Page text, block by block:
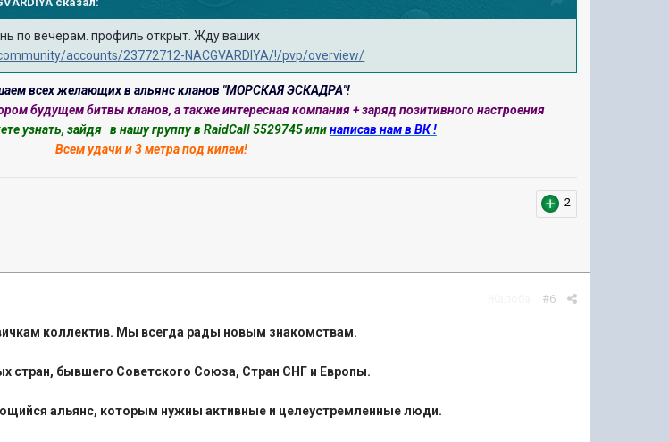
по вечерам. профиль открыт. Жду ваших
accounts/23772712-NACGVARDIYA/!/pvp/overview/
всех желающих в альянс кланов "МОРСКАЯ ЭСКАДРА"!
будущем битвы кланов, а также интересная компания + заряд позитивного настроения
узнать, зайдя в нашу группу в RaidCall 5529745 илинаписав нам в ВК !
Всем удачи и 3 метра под килем!
2
#6
коллектив. Мы всегда рады новым знакомствам.
бывшего Советского Союза, Стран СНГ и Европы.
альянс, которым нужны активные и целеустремленные люди.